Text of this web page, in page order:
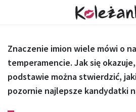
Znaczenie imion wiele mówi o
temperamencie. Jak się
podstawie można stwierdzić,
pozornie najlepsze kandydatki